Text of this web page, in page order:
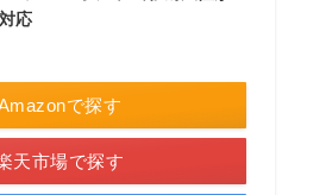
応
で探す
天市場で探す